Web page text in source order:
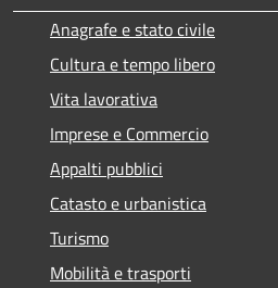
Anagrafe e stato civile
Cultura e tempo libero
Vita lavorativa
Imprese e Commercio
Appalti pubblici
Catasto e urbanistica
Turismo
Mobilità e trasporti